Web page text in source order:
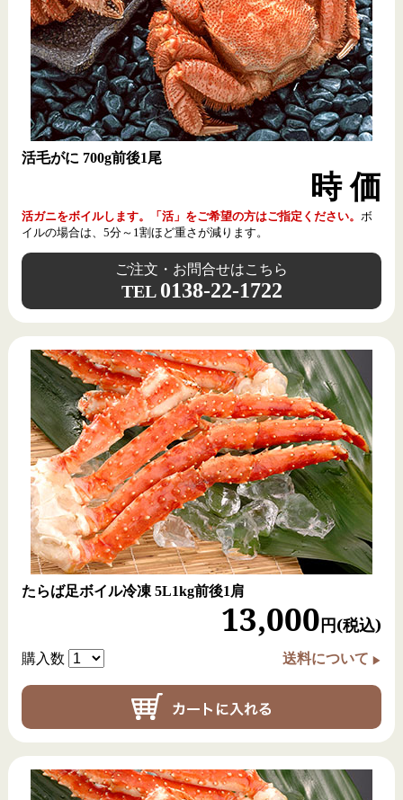
活毛がに 700g前後1尾
時 価
活ガニをボイルします。「活」をご希望の方はご指定ください。 ボ
イルの場合は、5分～1割ほど重さが減ります。
ご注文・お問合せはこちら
TEL 0138-22-1722
たらば足ボイル冷凍 5L1kg前後1肩
13,000円(税込)
送料について
購入数
150g入1袋1,500円
準備中
カシメ水産は支店、姉妹店は出していません。函館朝市でカシメ水産の
手焼きさきいかを買えるのは朝市営業所だけです！
当店は「新北海道スタイル」導入店舗です。
スタッフのマスク着用や小まめな手洗いに取り
組みます。
スタッフの健康管理を徹底します。
施設内の定期的な換気を行います。
す。
人と人との接触機会を減らすことに取り組みま
す。
一定の距離（２ｍ程度）を確保するソーシャ
ルディスタンシング。
間仕切りなどの活用。
店内掲示やホームページなどを活用し、お店の
取組をお客様に積極的にお知らせします。
皆様のご理解とご協力をよろしくお願いいたします。